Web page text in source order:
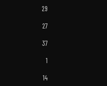
29
27
37
1
14